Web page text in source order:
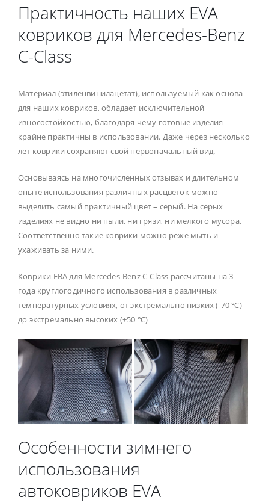
Практичность наших EVA
ковриков для Mercedes-Benz
C-Class
Материал (этиленвинилацетат), используемый как основа
для наших ковриков, обладает исключительной
износостойкостью, благодаря чему готовые изделия
крайне практичны в использовании. Даже через несколько
лет коврики сохраняют свой первоначальный вид.
Основываясь на многочисленных отзывах и длительном
опыте использования различных расцветок можно
выделить самый практичный цвет – серый. На серых
изделиях не видно ни пыли, ни грязи, ни мелкого мусора.
Соответственно такие коврики можно реже мыть и
ухаживать за ними.
Коврики ЕВА для Mercedes-Benz C-Class рассчитаны на 3
года круглогодичного использования в различных
температурных условиях, от экстремально низких (-70 ℃)
до экстремально высоких (+50 ℃)
Особенности зимнего
использования
автоковриков EVA